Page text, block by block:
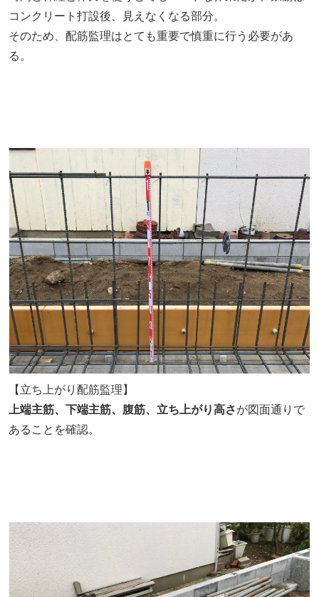
コンクリート打設後、見えなくなる部分。
そのため、配筋監理はとても重要で慎重に行う必要があ
る。
【立ち上がり配筋監理】
上端主筋、下端主筋、腹筋、立ち上がり高さが図面通りで
あることを確認。